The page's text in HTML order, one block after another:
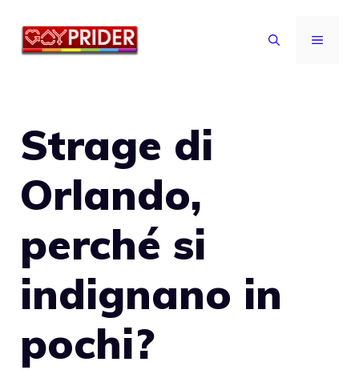
MENU
Strage di
Orlando,
perché si
indignano in
pochi?